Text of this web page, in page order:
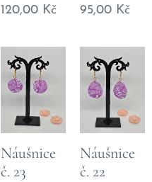
120,00 Kč 95,00 Kč
Náušnice
č. 23
Náušnice
č. 22